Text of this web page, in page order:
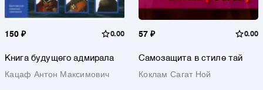
150 ₽ 0.00
Книга будущего адмирала
Кацаф Антон Максимович
57 ₽ 0.00
Самозащита в стиле тай
Коклам Сагат Ной